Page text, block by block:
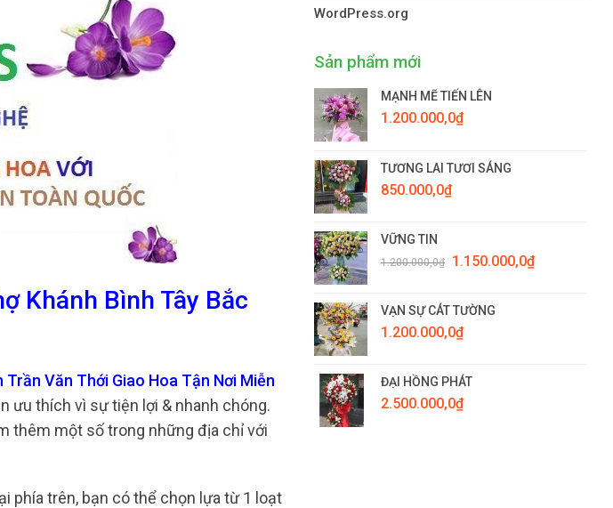
Khánh Bình Tây Bắc
Văn Thới Giao Hoa Tận Nơi Miễn
ưu thích vì sự tiện lợi & nhanh chóng.
thêm một số trong những địa chỉ với
phía trên, bạn có thể chọn lựa từ 1 loạt
WordPress.org
Sản phẩm mới
MẠNH MẼ TIẾN LÊN
1.200.000,0₫
TƯƠNG LAI TƯƠI SÁNG
850.000,0₫
VỮNG TIN
1.200.000,0₫
Giá
1.200.000,0₫.
1.150.000,0₫Giá
VẠN SỰ CÁT TƯỜNG
1.200.000,0₫
ĐẠI HỒNG PHÁT
2.500.000,0₫